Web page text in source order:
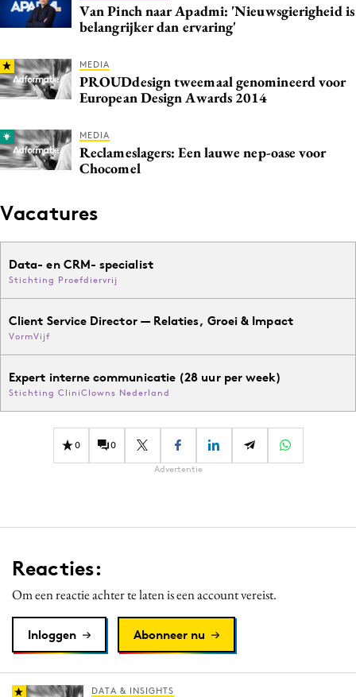
Van Pinch naar Apadmi: 'Nieuwsgierigheid is
belangrijker dan ervaring'
MEDIA
PROUDdesign tweemaal genomineerd voor
European Design Awards 2014
MEDIA
Reclameslagers: Een lauwe nep-oase voor
Chocomel
Vacatures
Data- en CRM- specialist
Stichting Proefdiervrij
Client Service Director — Relaties, Groei & Impact
VormVijf
Expert interne communicatie (28 uur per week)
Stichting CliniClowns Nederland
0 0
Advertentie
Reacties:
Om een reactie achter te laten is een account vereist.
Inloggen Abonneer nu
DATA & INSIGHTS